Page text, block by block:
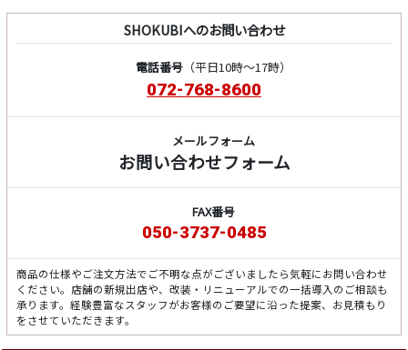
SHOKUBIへのお問い合わせ
電話番号（平日10時～17時）
072-768-8600
メールフォーム
お問い合わせフォーム
FAX番号
050-3737-0485
商品の仕様やご注文方法でご不明な点がございましたら気軽にお問い合わせ
ください。店舗の新規出店や、改装・リニューアルでの一括導入のご相談も
承ります。経験豊富なスタッフがお客様のご要望に沿った提案、お見積もり
をさせていただきます。